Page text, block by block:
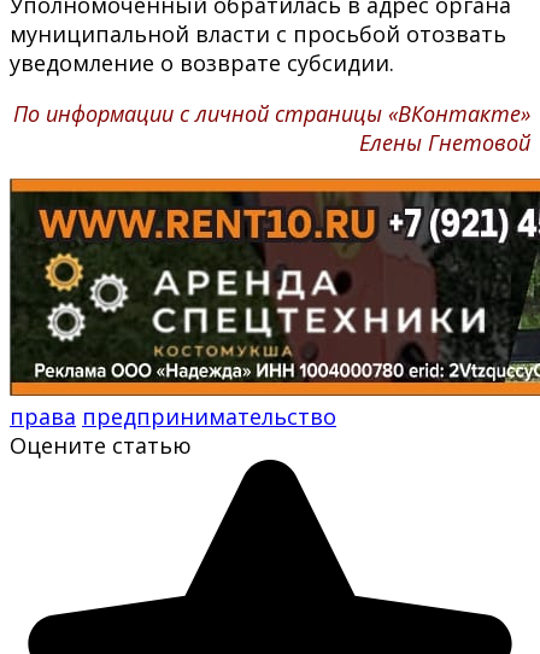
муниципальной власти с просьбой отозвать
уведомление о возврате субсидии.
По информации с личной страницы «ВКонтакте»
Елены Гнетовой
права предпринимательство
Оцените статью